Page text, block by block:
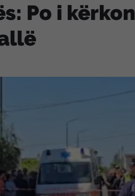
Po i kërkon